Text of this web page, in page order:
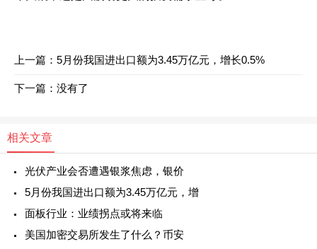
上一篇： 5月份我国进出口额为3.45万亿元，增长0.5%
下一篇：没有了
相关文章
光伏产业会否遭遇银浆焦虑，银价
5月份我国进出口额为3.45万亿元，增
面板行业：业绩拐点或将来临
美国加密交易所发生了什么？币安